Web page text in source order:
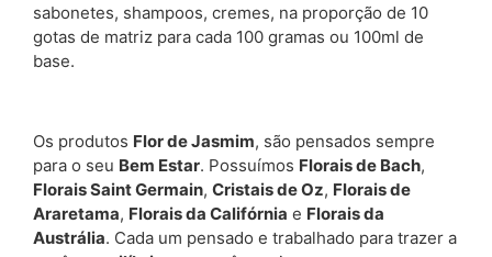
sabonetes, shampoos, cremes, na proporção de 10
gotas de matriz para cada 100 gramas ou 100ml de
base.
Os produtos Flor de Jasmim, são pensados sempre
para o seu Bem Estar. Possuímos Florais de Bach,
Florais Saint Germain, Cristais de Oz, Florais de
Araretama, Florais da Califórnia e Florais da
Austrália. Cada um pensado e trabalhado para trazer a